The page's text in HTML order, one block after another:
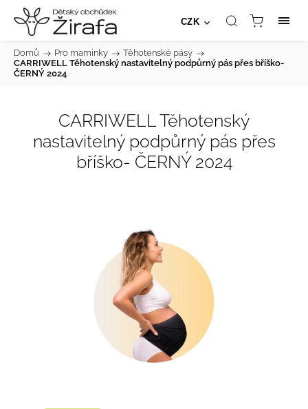
CZK
Domů / Pro maminky / Těhotenské pásy /
CARRIWELL Těhotenský nastavitelný podpůrný pás přes bříško-
ČERNÝ 2024
CARRIWELL Těhotenský
nastavitelný podpůrný pás přes
bříško- ČERNÝ 2024